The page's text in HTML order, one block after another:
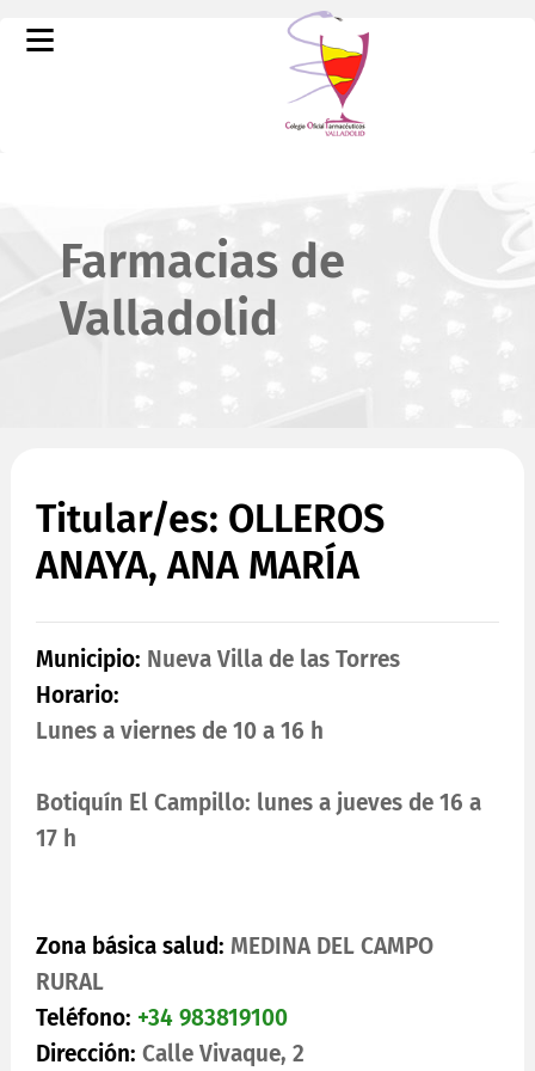
Farmacias de
Valladolid
Titular/es: OLLEROS
ANAYA, ANA MARÍA
Municipio: Nueva Villa de las Torres
Horario:
Lunes a viernes de 10 a 16 h
Botiquín El Campillo: lunes a jueves de 16 a
17 h
Zona básica salud:MEDINA DEL CAMPO
RURAL
Teléfono: +34 983819100
Dirección: Calle Vivaque, 2